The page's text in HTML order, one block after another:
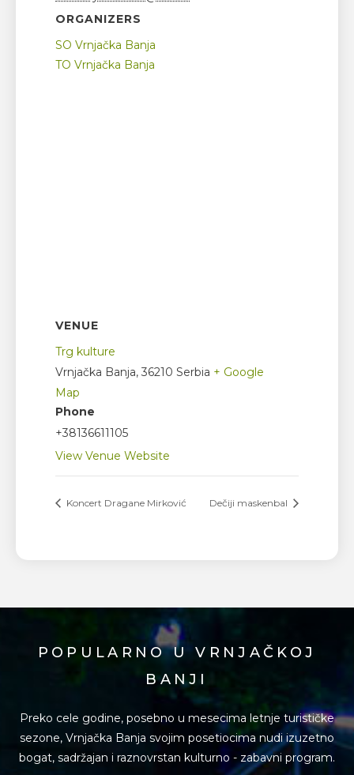
ORGANIZERS
SO Vrnjačka Banja
TO Vrnjačka Banja
VENUE
Trg kulture
Vrnjačka Banja, 36210 Serbia + Google
Map
Phone
+38136611105
View Venue Website
Koncert Dragane Mirković Dečiji maskenbal
POPULARNO U VRNJAČKOJ
BANJI
Preko cele godine, posebno u mesecima letnje turističke
sezone, Vrnjačka Banja svojim posetiocima nudi izuzetno
bogat, sadržajan i raznovrstan kulturno - zabavni program.